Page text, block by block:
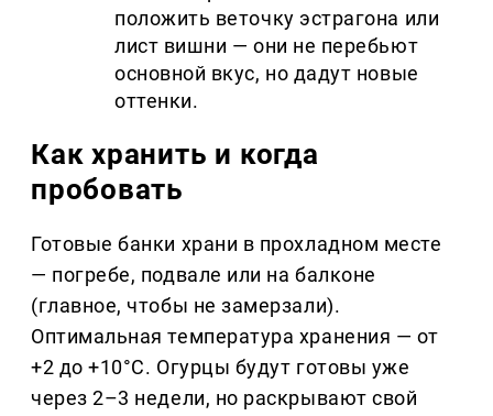
положить веточку эстрагона или
лист вишни — они не перебьют
основной вкус, но дадут новые
оттенки.
Как хранить и когда
пробовать
Готовые банки храни в прохладном месте
— погребе, подвале или на балконе
(главное, чтобы не замерзали).
Оптимальная температура хранения — от
+2 до +10°C. Огурцы будут готовы уже
через 2–3 недели, но раскрывают свой